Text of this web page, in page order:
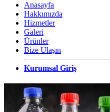
Anasayfa
Hakkımızda
Hizmetler
Galeri
Ürünler
Bize Ulaşın
Kurumsal Giriş